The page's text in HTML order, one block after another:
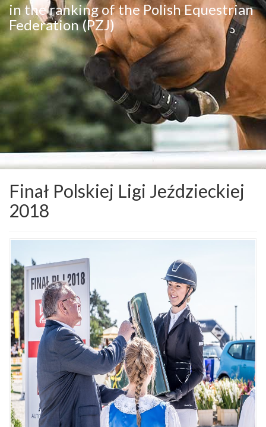
in the ranking of the Polish Equestrian
Federation (PZJ)
Finał Polskiej Ligi Jeździeckiej
2018